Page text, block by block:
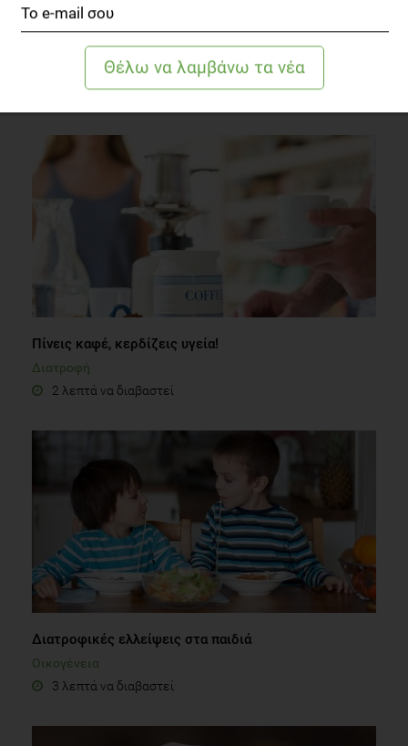
ΣΥΝΤΑΓΗ
ΔΙΑΒΑΣΤΕ ΑΚΟΜΗ
Πίνεις καφέ, κερδίζεις υγεία!
Διατροφή
2 λεπτά να διαβαστεί
Διατροφικές ελλείψεις στα παιδιά
Οικογένεια
3 λεπτά να διαβαστεί